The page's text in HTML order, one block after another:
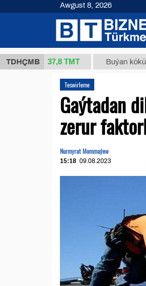
TDHÇMB
37,8 ТМТ Buýan köküniň
Teswirleme
Gaýtadan
zerur
Nurmyrat Mommaýew
15:18 09.08.2023
Awgust 8, 2026